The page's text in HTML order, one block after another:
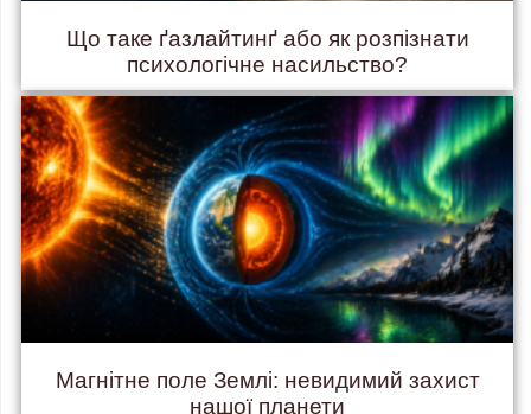
Що таке ґазлайтинґ або як розпізнати
психологічне насильство?
Магнітне поле Землі: невидимий захист
нашої планети